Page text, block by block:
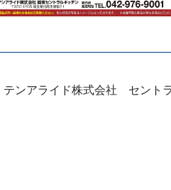
ンアライド株式会社 セント